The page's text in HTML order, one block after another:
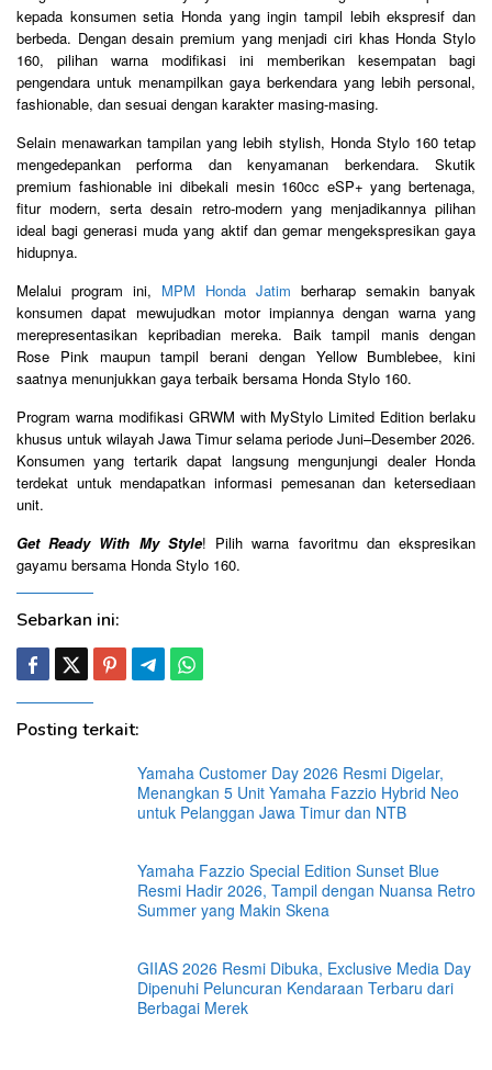
kepada konsumen setia Honda yang ingin tampil lebih ekspresif dan
berbeda. Dengan desain premium yang menjadi ciri khas Honda Stylo
160, pilihan warna modifikasi ini memberikan kesempatan bagi
pengendara untuk menampilkan gaya berkendara yang lebih personal,
fashionable, dan sesuai dengan karakter masing-masing.
Selain menawarkan tampilan yang lebih stylish, Honda Stylo 160 tetap
mengedepankan performa dan kenyamanan berkendara. Skutik
premium fashionable ini dibekali mesin 160cc eSP+ yang bertenaga,
fitur modern, serta desain retro-modern yang menjadikannya pilihan
ideal bagi generasi muda yang aktif dan gemar mengekspresikan gaya
hidupnya.
Melalui program ini, MPM Honda Jatim berharap semakin banyak
konsumen dapat mewujudkan motor impiannya dengan warna yang
merepresentasikan kepribadian mereka. Baik tampil manis dengan
Rose Pink maupun tampil berani dengan Yellow Bumblebee, kini
saatnya menunjukkan gaya terbaik bersama Honda Stylo 160.
Program warna modifikasi GRWM with MyStylo Limited Edition berlaku
khusus untuk wilayah Jawa Timur selama periode Juni–Desember 2026.
Konsumen yang tertarik dapat langsung mengunjungi dealer Honda
terdekat untuk mendapatkan informasi pemesanan dan ketersediaan
unit.
Get Ready With My Style! Pilih warna favoritmu dan ekspresikan
gayamu bersama Honda Stylo 160.
Sebarkan ini:
Posting terkait:
Yamaha Customer Day 2026 Resmi Digelar,
Menangkan 5 Unit Yamaha Fazzio Hybrid Neo
untuk Pelanggan Jawa Timur dan NTB
Yamaha Fazzio Special Edition Sunset Blue
Resmi Hadir 2026, Tampil dengan Nuansa Retro
Summer yang Makin Skena
GIIAS 2026 Resmi Dibuka, Exclusive Media Day
Dipenuhi Peluncuran Kendaraan Terbaru dari
Berbagai Merek